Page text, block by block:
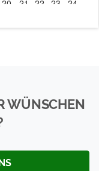
WÜNSCHEN